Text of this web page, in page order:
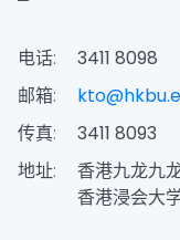
电话:
3411 8098
邮箱:
传真:
3411 8093
地址:
香港九龙九
香港浸会大